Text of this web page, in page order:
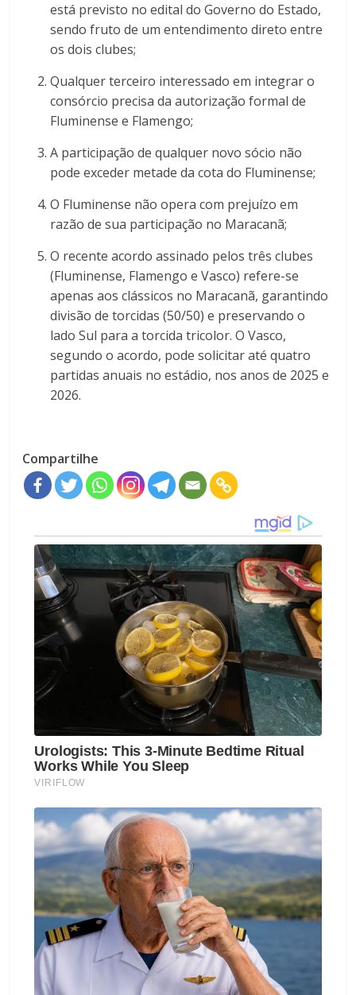
está previsto no edital do Governo do Estado,
sendo fruto de um entendimento direto entre
os dois clubes;
Qualquer terceiro interessado em integrar o
consórcio precisa da autorização formal de
Fluminense e Flamengo;
A participação de qualquer novo sócio não
pode exceder metade da cota do Fluminense;
O Fluminense não opera com prejuízo em
razão de sua participação no Maracanã;
O recente acordo assinado pelos três clubes
(Fluminense, Flamengo e Vasco) refere-se
apenas aos clássicos no Maracanã, garantindo
divisão de torcidas (50/50) e preservando o
lado Sul para a torcida tricolor. O Vasco,
segundo o acordo, pode solicitar até quatro
partidas anuais no estádio, nos anos de 2025 e
2026.
Compartilhe